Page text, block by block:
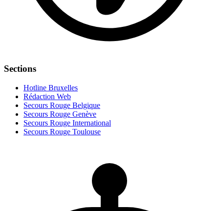
Sections
Hotline Bruxelles
Rédaction Web
Secours Rouge Belgique
Secours Rouge Genève
Secours Rouge International
Secours Rouge Toulouse